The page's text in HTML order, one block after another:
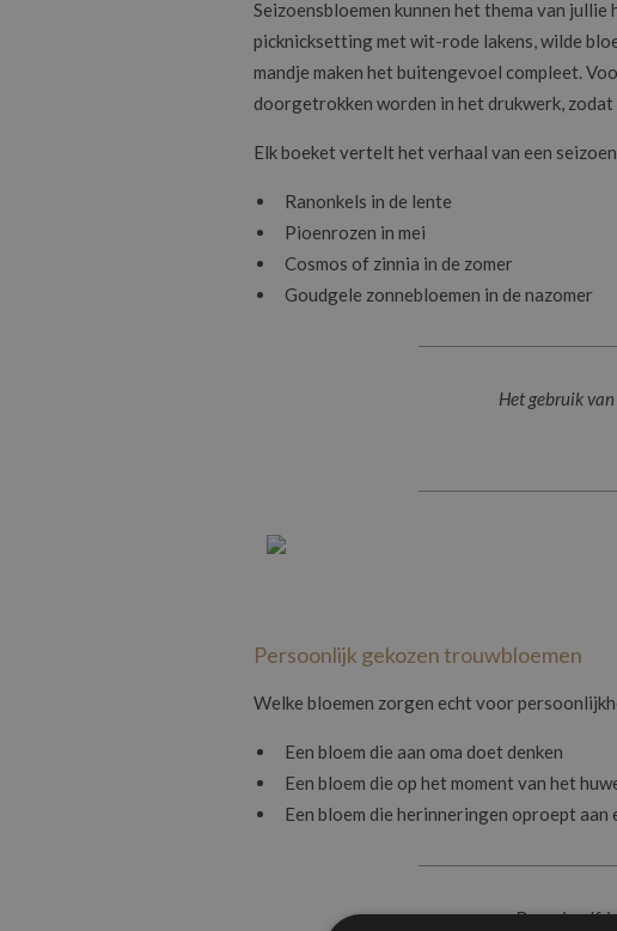
Seizoensbloemen kunnen het thema van
picknicksetting met wit-rode lakens, wilde
mandje maken het buitengevoel compleet.
doorgetrokken worden in het drukwerk,
Elk boeket vertelt het verhaal van een
Ranonkels in de lente
Pioenrozen in mei
Cosmos of zinnia in de zomer
Goudgele zonnebloemen in de nazomer
Het gebruik
Persoonlijk gekozen trouwbloemen
Welke bloemen zorgen echt voor
Een bloem die aan oma doet denken
Een bloem die op het moment van het
Een bloem die herinneringen oproept aan
Door